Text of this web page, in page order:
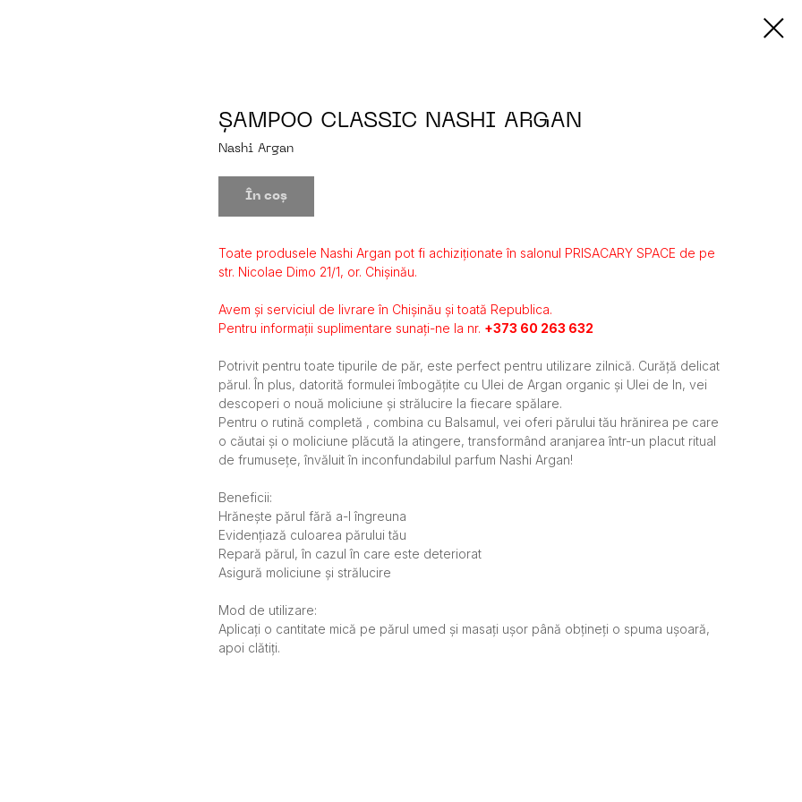
ȘAMPOO CLASSIC NASHI ARGAN
Nashi Argan
În coș
Toate produsele Nashi Argan pot fi achiziționate în salonul PRISACARY SPACE de pe
str. Nicolae Dimo 21/1, or. Chișinău.
Avem și serviciul de livrare în Chișinău și toată Republica.
Pentru informații suplimentare sunați-ne la nr. +373 60 263 632
Potrivit pentru toate tipurile de păr, este perfect pentru utilizare zilnică. Curăță delicat
părul. În plus, datorită formulei îmbogățite cu Ulei de Argan organic și Ulei de In, vei
descoperi o nouă moliciune și strălucire la fiecare spălare.
Pentru o rutină completă , combina cu Balsamul, vei oferi părului tău hrănirea pe care
o căutai și o moliciune plăcută la atingere, transformând aranjarea într-un placut ritual
de frumusețe, învăluit în inconfundabilul parfum Nashi Argan!
Beneficii:
Hrănește părul fără a-l îngreuna
Evidențiază culoarea părului tău
Repară părul, în cazul în care este deteriorat
Asigură moliciune și strălucire
Mod de utilizare:
Aplicați o cantitate mică pe părul umed și masați ușor până obțineți o spuma ușoară,
apoi clătiți.